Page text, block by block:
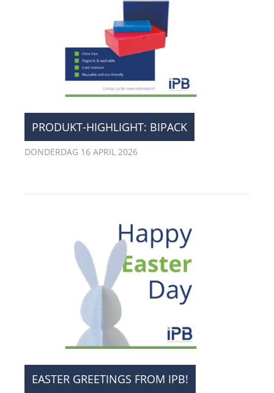
PRODUKT-HIGHLIGHT: BIPACK
DONDERDAG 16 APRIL 2026
EASTER GREETINGS FROM IPB!